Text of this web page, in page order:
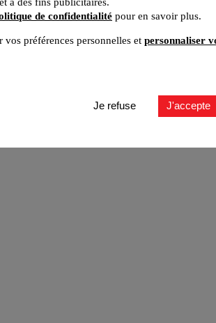
de confidentialité pour en savoir plus.
vos préférences personnelles et personnaliser
Je refuse J'accepte